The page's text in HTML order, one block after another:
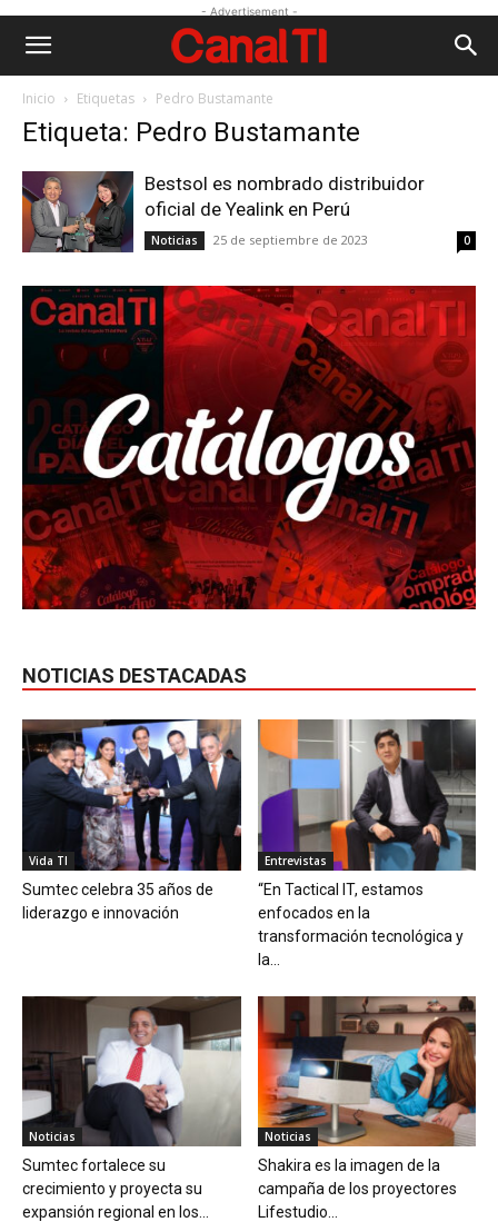
- Advertisement -
Inicio Etiquetas Pedro Bustamante
Etiqueta: Pedro Bustamante
Bestsol es nombrado distribuidor
oficial de Yealink en Perú
Noticias 25 de septiembre de 2023 0
NOTICIAS DESTACADAS
Vida TI
Sumtec celebra 35 años de
liderazgo e innovación
Entrevistas
“En Tactical IT, estamos
enfocados en la
transformación tecnológica y
la...
Noticias
Sumtec fortalece su
crecimiento y proyecta su
expansión regional en los...
Noticias
Shakira es la imagen de la
campaña de los proyectores
Lifestudio...